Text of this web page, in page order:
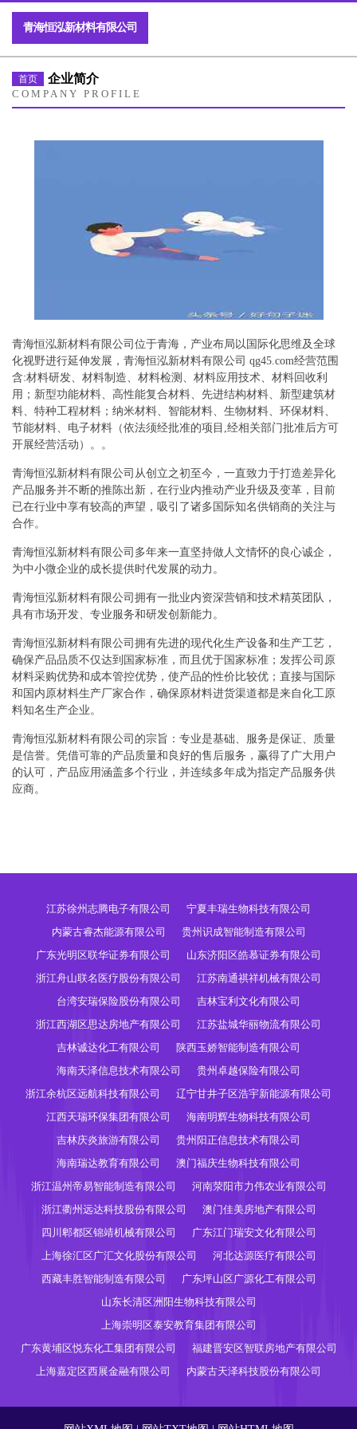
青海恒泓新材料有限公司
首页 企业简介
COMPANY PROFILE
青海恒泓新材料有限公司位于青海，产业布局以国际化思维及全球
化视野进行延伸发展，青海恒泓新材料有限公司 qg45.com经营范围
含:材料研发、材料制造、材料检测、材料应用技术、材料回收利
用；新型功能材料、高性能复合材料、先进结构材料、新型建筑材
料、特种工程材料；纳米材料、智能材料、生物材料、环保材料、
节能材料、电子材料（依法须经批准的项目,经相关部门批准后方可
开展经营活动）。。
青海恒泓新材料有限公司从创立之初至今，一直致力于打造差异化
产品服务并不断的推陈出新，在行业内推动产业升级及变革，目前
已在行业中享有较高的声望，吸引了诸多国际知名供销商的关注与
合作。
青海恒泓新材料有限公司多年来一直坚持做人文情怀的良心诚企，
为中小微企业的成长提供时代发展的动力。
青海恒泓新材料有限公司拥有一批业内资深营销和技术精英团队，
具有市场开发、专业服务和研发创新能力。
青海恒泓新材料有限公司拥有先进的现代化生产设备和生产工艺，
确保产品品质不仅达到国家标准，而且优于国家标准；发挥公司原
材料采购优势和成本管控优势，使产品的性价比较优；直接与国际
和国内原材料生产厂家合作，确保原材料进货渠道都是来自化工原
料知名生产企业。
青海恒泓新材料有限公司的宗旨：专业是基础、服务是保证、质量
是信誉。凭借可靠的产品质量和良好的售后服务，赢得了广大用户
的认可，产品应用涵盖多个行业，并连续多年成为指定产品服务供
应商。
江苏徐州志腾电子有限公司
宁夏丰瑞生物科技有限公司
内蒙古睿杰能源有限公司
贵州识成智能制造有限公司
广东光明区联华证券有限公司
山东济阳区皓慕证券有限公司
浙江舟山联名医疗股份有限公司
江苏南通祺祥机械有限公司
台湾安瑞保险股份有限公司
吉林宝利文化有限公司
浙江西湖区思达房地产有限公司
江苏盐城华丽物流有限公司
吉林诚达化工有限公司
陕西玉娇智能制造有限公司
海南天泽信息技术有限公司
贵州卓越保险有限公司
浙江余杭区远航科技有限公司
辽宁甘井子区浩宇新能源有限公司
江西天瑞环保集团有限公司
海南明辉生物科技有限公司
吉林庆炎旅游有限公司
贵州阳正信息技术有限公司
海南瑞达教育有限公司
澳门福庆生物科技有限公司
浙江温州帝易智能制造有限公司
河南荥阳市力伟农业有限公司
浙江衢州远达科技股份有限公司
澳门佳美房地产有限公司
四川郫都区锦靖机械有限公司
广东江门瑞安文化有限公司
上海徐汇区广汇文化股份有限公司
河北达源医疗有限公司
西藏丰胜智能制造有限公司
广东坪山区广源化工有限公司
山东长清区洲阳生物科技有限公司
上海崇明区泰安教育集团有限公司
广东黄埔区悦东化工集团有限公司
福建晋安区智联房地产有限公司
上海嘉定区西展金融有限公司
内蒙古天泽科技股份有限公司